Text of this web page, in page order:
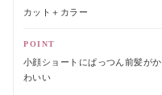
カット＋カラー
POINT
小顔ショートにぱっつん前髪がか
わいい